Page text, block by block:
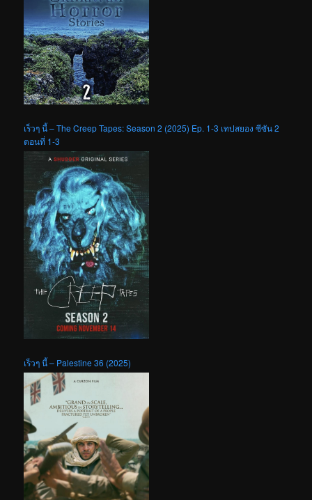
เร็วๆ นี้ – The Creep Tapes: Season 2 (2025) Ep. 1-3 เทปสยอง ซีซัน 2
ตอนที่ 1-3
เร็วๆ นี้ – Palestine 36 (2025)